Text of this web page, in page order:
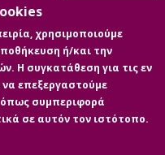
μνήμης
σημαντικό, προκειμένου
έχουν υπόψη τους μια
τα οποία είναι δυνατό
και οδηγούς για τις
μνήμη ως εργαλείο
οποία μπορεί να έχει
χρησιμοποιούμε
ή/και την
Η συγκατάθεση για τις εν
να επεξεργαστούμε
συμπεριφορά
σε αυτόν τον ιστότοπο.